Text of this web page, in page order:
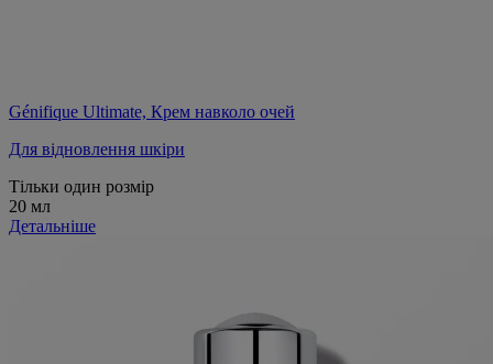
Génifique Ultimate, Крем навколо очей
Для відновлення шкіри
Тільки один розмір
20 мл
Детальніше